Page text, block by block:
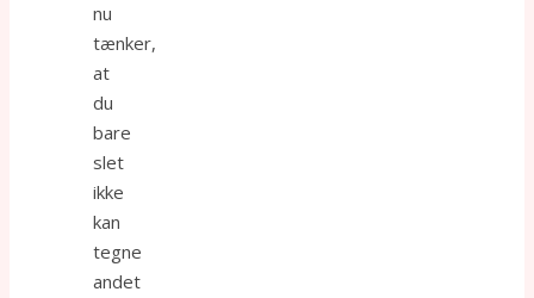
nu
tænker,
at
du
bare
slet
ikke
kan
tegne
andet